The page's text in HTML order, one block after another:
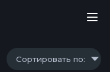
Сортировать по: